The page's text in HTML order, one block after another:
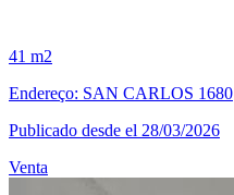
41 m2
Endereço: SAN CARLOS 1680
Publicado desde el 28/03/2026
Venta